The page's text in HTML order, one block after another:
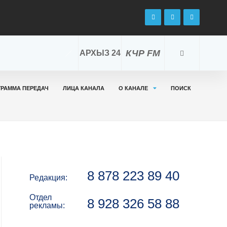
КЧР FM
АРХЫЗ 24
ПЕРЕДАЧ ЛИЦА КАНАЛА О КАНАЛЕ
ПОИСК
Редакция: 8 878 223 89 40
Отдел
рекламы:
8 928 326 58 88